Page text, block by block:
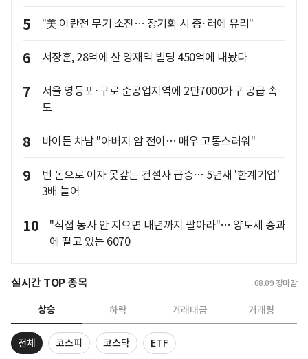
5 "美 이란전 무기 소진… 장기화 시 중·러에 유리"
6 서장훈, 28억에 산 양재역 빌딩 450억에 내놨다
7
서울 영등포·구로 준공업지역에 2만7000가구 공급 속
도
8 바이든 차남 "아버지 암 전이… 매우 고통스러워"
9
번 돈으로 이자 못갚는 건설사 급증… 5년새 '한계기업'
3배 늘어
10
"직접 농사 안 지으면 내년까지 팔아라"… 양도세 중과
에 떨고 있는 6070
실시간 TOP 종목 08.09 장마감
상승 하락 거래대금 거래량
전체 코스피 코스닥 ETF